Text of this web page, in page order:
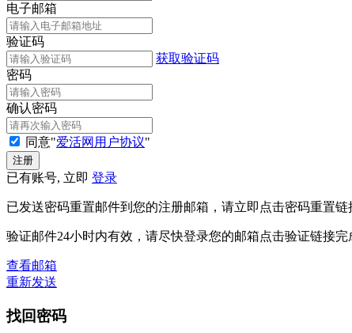
电子邮箱
验证码
获取验证码
密码
确认密码
同意"爱活网用户协议"
已有账号, 立即 登录
已发送密码重置邮件到您的注册邮箱，请立即点击密码重置链
验证邮件24小时内有效，请尽快登录您的邮箱点击验证链接
查看邮箱
重新发送
找回密码